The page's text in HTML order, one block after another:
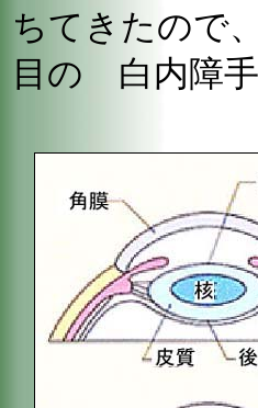
ちてきたので
目の 白内障